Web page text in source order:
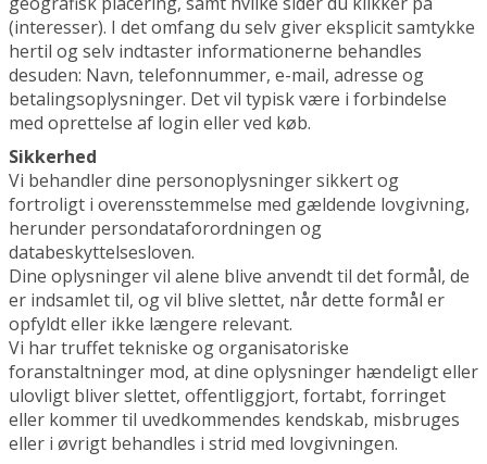
(interesser). I det omfang du selv giver eksplicit samtykke
hertil og selv indtaster informationerne behandles
desuden: Navn, telefonnummer, e-mail, adresse og
betalingsoplysninger. Det vil typisk være i forbindelse
med oprettelse af login eller ved køb.
Sikkerhed
Vi behandler dine personoplysninger sikkert og
fortroligt i overensstemmelse med gældende lovgivning,
herunder persondataforordningen og
databeskyttelsesloven.
Dine oplysninger vil alene blive anvendt til det formål, de
er indsamlet til, og vil blive slettet, når dette formål er
opfyldt eller ikke længere relevant.
Vi har truffet tekniske og organisatoriske
foranstaltninger mod, at dine oplysninger hændeligt eller
ulovligt bliver slettet, offentliggjort, fortabt, forringet
eller kommer til uvedkommendes kendskab, misbruges
eller i øvrigt behandles i strid med lovgivningen.